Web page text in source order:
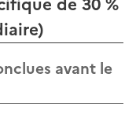
avant le